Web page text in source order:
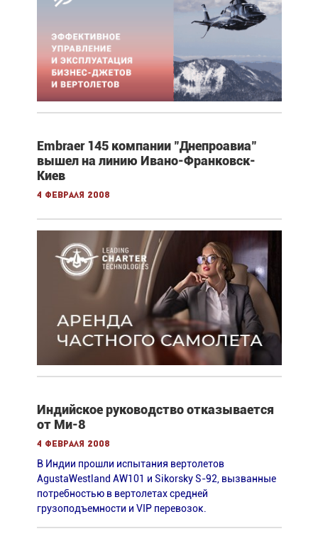
Embraer 145 компании "Днепроавиа"
вышел на линию Ивано-Франковск-
Киев
4 февраля 2008
Индийское руководство отказывается
от Ми-8
4 февраля 2008
В Индии прошли испытания вертолетов
AgustaWestland AW101 и Sikorsky S-92, вызванные
потребностью в вертолетах средней
грузоподъемности и VIP перевозок.